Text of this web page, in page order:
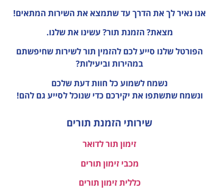
אנו נאיר לך את הדרך עד שתמצא את השירות המתאים!
מצאת? הזמנת תור? עשינו את שלנו.
הפורטל שלנו סייע לכם להזמין תור לשירות שחיפשתם
במהירות וביעילות?
נשמח לשמוע כל חוות דעתשלכם
ונשמח שתשתפו את יקירכם כדי שנוכל לסייע גם להם!
שירותי הזמנת תורים
זימון תור לדואר
מכבי זימון תורים
כללית זימון תורים